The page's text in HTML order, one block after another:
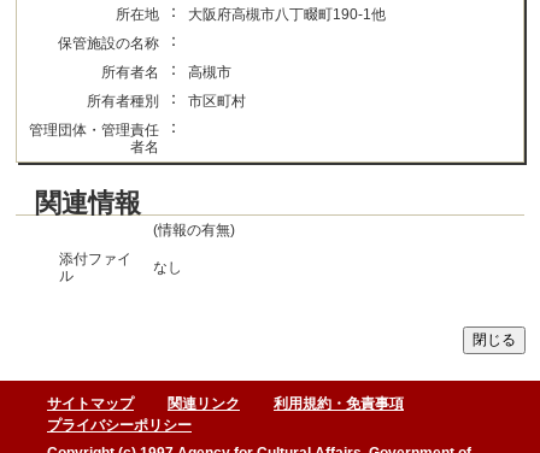
所在地
：
大阪府高槻市八丁畷町190-1他
保管施設の名称
：
所有者名 ：
高槻市
所有者種別
：
市区町村
管理団体・管理責任
者名
：
関連情報
(情報の有無)
添付ファイ
ル
なし
サイトマップ 関連リンク
利用規約・免責事項
プライバシーポリシー